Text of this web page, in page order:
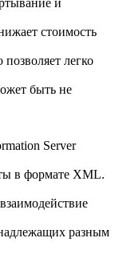
и
стоимость
легко
быть не
Server
в формате XML.
разным